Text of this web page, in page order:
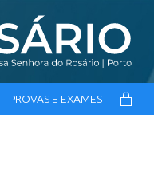
PROVAS E EXAMES